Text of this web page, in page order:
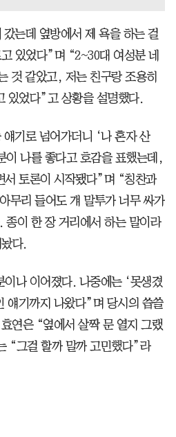
는데 옆방에서 제 욕을 하는 걸
있었다”며 “2~30대 여성분 네
것 같았고, 저는 친구랑 조용히
있었다”고 상황을 설명했다.
기로 넘어가더니 ‘나 혼자 산
이 나를 좋다고 호감을 표했는데,
서 토론이 시작됐다”며 “칭찬과
무리 들어도 걔 말투가 너무 싸가
종이 한 장 거리에서 하는 말이라
다.
나 이어졌다. 나중에는 ‘못생겼
얘기까지 나왔다”며 당시의 씁쓸
연은 “옆에서 살짝 문 열지 그랬
“그걸 할까 말까 고민했다”라